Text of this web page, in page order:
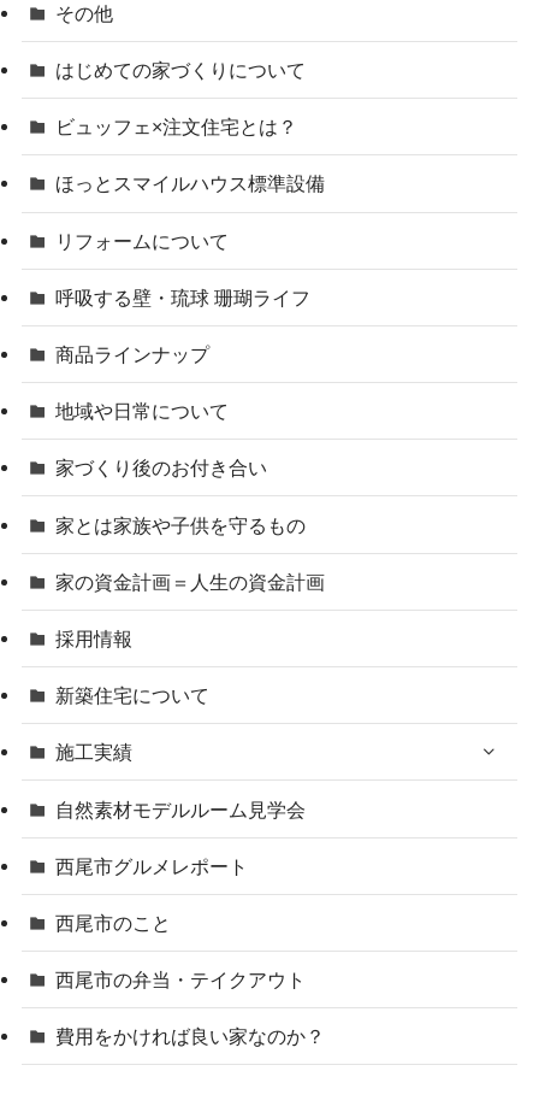
その他
はじめての家づくりについて
ビュッフェ×注文住宅とは？
ほっとスマイルハウス標準設備
リフォームについて
呼吸する壁・琉球 珊瑚ライフ
商品ラインナップ
地域や日常について
家づくり後のお付き合い
家とは家族や子供を守るもの
家の資金計画＝人生の資金計画
採用情報
新築住宅について
施工実績
自然素材モデルルーム見学会
西尾市グルメレポート
西尾市のこと
西尾市の弁当・テイクアウト
費用をかければ良い家なのか？